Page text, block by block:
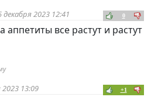
декабря 2023 12:41 0
аппетиты все растут и растут
2023 13:09 +1